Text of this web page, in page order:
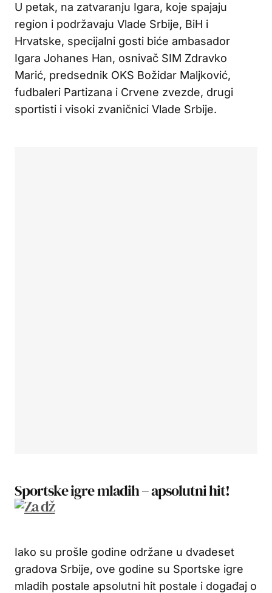
U petak, na zatvaranju Igara, koje spajaju
region i podržavaju Vlade Srbije, BiH i
Hrvatske, specijalni gosti biće ambasador
Igara Johanes Han, osnivač SIM Zdravko
Marić, predsednik OKS Božidar Maljković,
fudbaleri Partizana i Crvene zvezde, drugi
sportisti i visoki zvaničnici Vlade Srbije.
Sportske igre mladih – apsolutni hit!
Iako su prošle godine održane u dvadeset
gradova Srbije, ove godine su Sportske igre
mladih postale apsolutni hit postale i događaj o